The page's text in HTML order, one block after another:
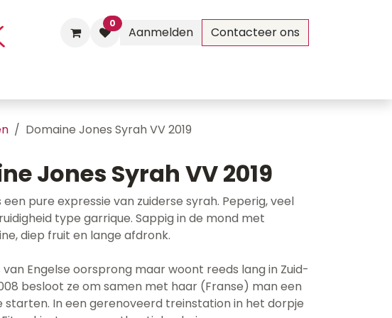
0
Aanmelden Contacteer ons
Domaine Jones Syrah VV 2019
Jones Syrah VV 2019
een pure expressie van zuiderse syrah. Peperig, veel
type garrique. Sappig in de mond met
diep fruit en lange afdronk.
van Engelse oorsprong maar woont reeds lang in Zuid-
besloot ze om samen met haar (Franse) man een
starten. In een gerenoveerd treinstation in het dorpje